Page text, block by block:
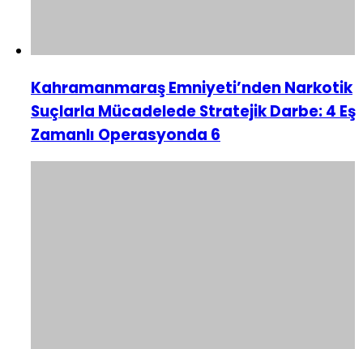
Kahramanmaraş Emniyeti’nden Narkotik
Suçlarla Mücadelede Stratejik Darbe: 4 Eş
Zamanlı Operasyonda 6